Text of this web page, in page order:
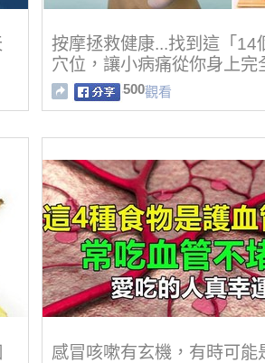
按摩拯救健康...找到這「14
穴位，讓小病痛從你身上完
500觀看
感冒咳嗽有玄機，有時可能